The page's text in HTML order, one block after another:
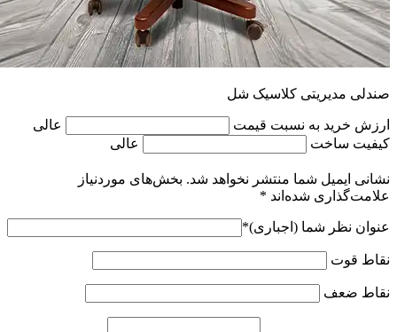
صندلی مدیریتی کلاسیک شل
ارزش خرید به نسبت قیمت
عالی
کیفیت ساخت
عالی
نشانی ایمیل شما منتشر نخواهد شد. بخش‌های موردنیاز
علامت‌گذاری شده‌اند *
عنوان نظر شما (اجباری)*
نقاط قوت
نقاط ضعف